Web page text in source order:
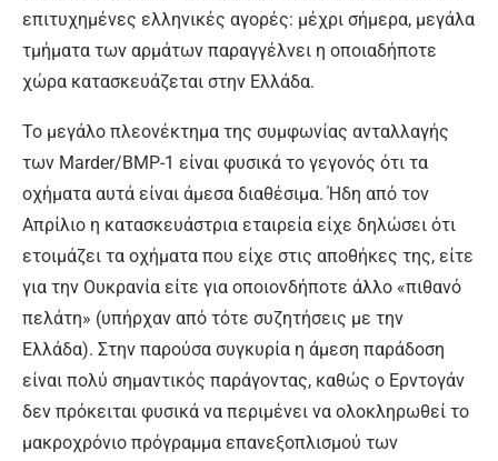
επιτυχημένες ελληνικές αγορές: μέχρι σήμερα, μεγάλα
τμήματα των αρμάτων παραγγέλνει η οποιαδήποτε
χώρα κατασκευάζεται στην Ελλάδα.
Το μεγάλο πλεονέκτημα της συμφωνίας ανταλλαγής
των Marder/BMP-1 είναι φυσικά το γεγονός ότι τα
οχήματα αυτά είναι άμεσα διαθέσιμα. Ήδη από τον
Απρίλιο η κατασκευάστρια εταιρεία είχε δηλώσει ότι
ετοιμάζει τα οχήματα που είχε στις αποθήκες της, είτε
για την Ουκρανία είτε για οποιονδήποτε άλλο «πιθανό
πελάτη» (υπήρχαν από τότε συζητήσεις με την
Ελλάδα). Στην παρούσα συγκυρία η άμεση παράδοση
είναι πολύ σημαντικός παράγοντας, καθώς ο Ερντογάν
δεν πρόκειται φυσικά να περιμένει να ολοκληρωθεί το
μακροχρόνιο πρόγραμμα επανεξοπλισμού των